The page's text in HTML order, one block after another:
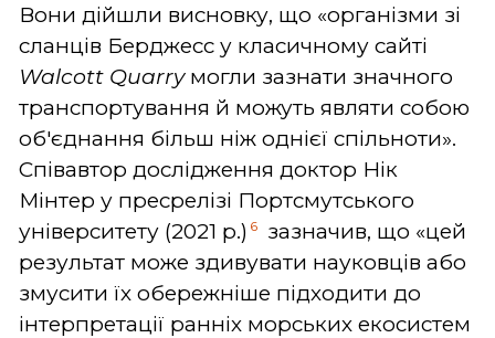
Вони дійшли висновку, що «організми зі
сланців Берджесс у класичному сайті
Walcott Quarryмогли зазнати значного
транспортування й можуть являти собою
об'єднання більш ніж однієї спільноти».
Співавтор дослідження доктор Нік
Мінтер у пресрелізі Портсмутського
університету (2021 р.) 6
зазначив, що «цей
результат може здивувати науковців або
змусити їх обережніше підходити до
інтерпретації ранніх морських екосистем